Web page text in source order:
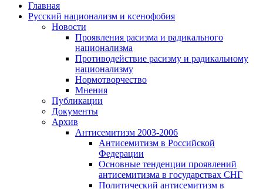
Главная
Русский национализм и ксенофобия
Новости
Проявления расизма и радикального
национализма
Противодействие расизму и радикальному
национализму
Нормотворчество
Мнения
Публикации
Документы
Архив
Антисемитизм 2003-2006
Антисемитизм в Российской
Федерации
Основные тенденции проявлений
антисемитизма в государствах СНГ
Политический антисемитизм в